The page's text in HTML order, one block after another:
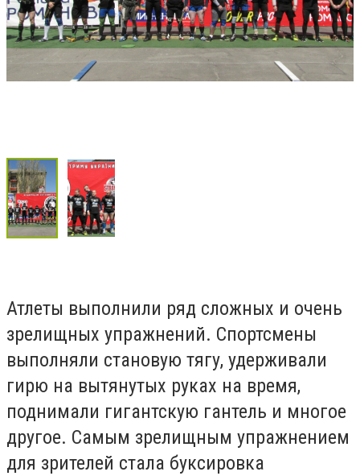
Атлеты выполнили ряд сложных и очень
зрелищных упражнений. Спортсмены
выполняли становую тягу, удерживали
гирю на вытянутых руках на время,
поднимали гигантскую гантель и многое
другое. Самым зрелищным упражнением
для зрителей стала буксировка